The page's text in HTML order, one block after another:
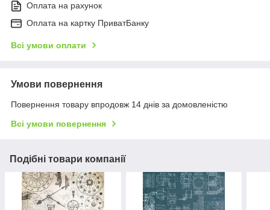
Оплата на рахунок
Оплата на картку ПриватБанку
Всі умови оплати
Умови повернення
Повернення товару впродовж 14 днів за домовленістю
Всі умови повернення
Подібні товари компанії